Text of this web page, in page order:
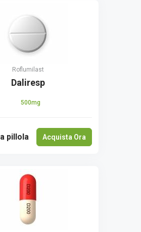
Roflumilast
Daliresp
500mg
a pillola Acquista Ora